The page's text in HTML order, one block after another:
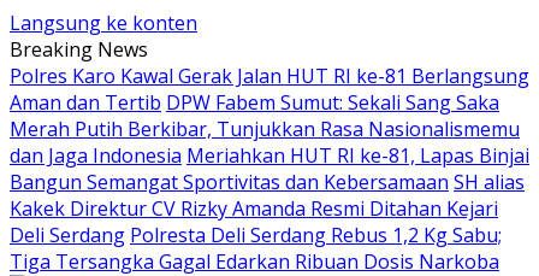
Langsung ke konten
Breaking News
Polres Karo Kawal Gerak Jalan HUT RI ke-81 Berlangsung
Aman dan Tertib DPW Fabem Sumut: Sekali Sang Saka
Merah Putih Berkibar, Tunjukkan Rasa Nasionalismemu
dan Jaga Indonesia Meriahkan HUT RI ke-81, Lapas Binjai
Bangun Semangat Sportivitas dan Kebersamaan SH alias
Kakek Direktur CV Rizky Amanda Resmi Ditahan Kejari
Deli Serdang Polresta Deli Serdang Rebus 1,2 Kg Sabu;
Tiga Tersangka Gagal Edarkan Ribuan Dosis Narkoba